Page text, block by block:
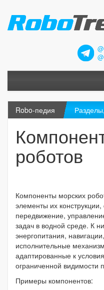
Robo-педия
роботов
Компоненты морских
элементы их
передвижение,
задач в водной среде. К
энергопитания,
исполнительные
адаптированные к
ограниченной видимости
Примеры компонентов: